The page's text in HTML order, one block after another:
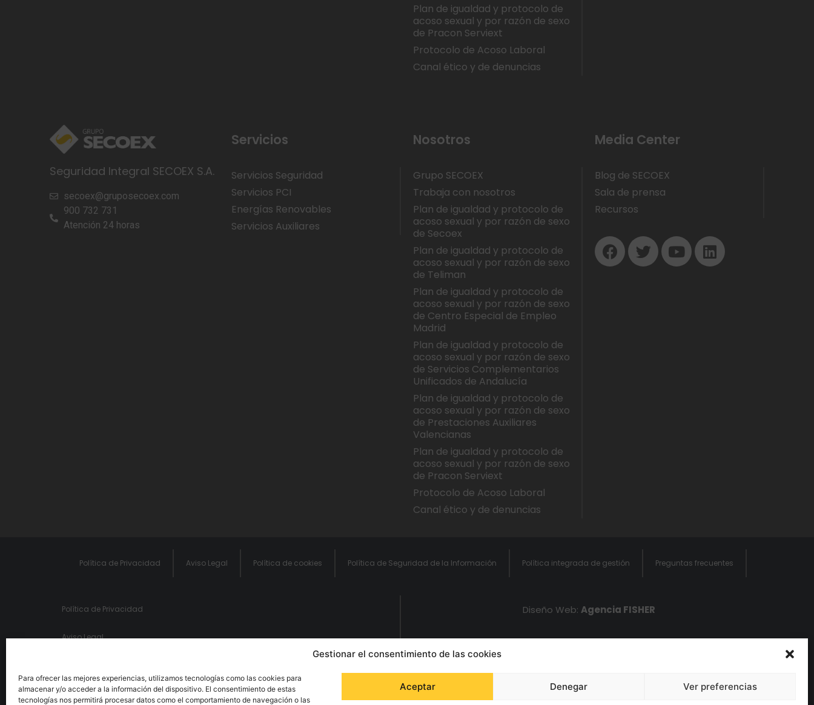
Gestionar el consentimiento de las cookies
Para ofrecer las mejores experiencias, utilizamos tecnologías como las cookies para
almacenar y/o acceder a la información del dispositivo. El consentimiento de estas
tecnologías nos permitirá procesar datos como el comportamiento de navegación o las
Aceptar Denegar Ver preferencias
Plan de igualdad y protocolo de
acoso sexual y por razón de sexo
de Pracon Serviext
Protocolo de Acoso Laboral
Canal ético y de denuncias
Seguridad Integral SECOEX S.A.
secoex@gruposecoex.com
900 732 731
Atención 24 horas
Servicios
Servicios Seguridad
Servicios PCI
Energías Renovables
Servicios Auxiliares
Nosotros
Grupo SECOEX
Trabaja con nosotros
Plan de igualdad y protocolo de
acoso sexual y por razón de sexo
de Secoex
Plan de igualdad y protocolo de
acoso sexual y por razón de sexo
de Teliman
Plan de igualdad y protocolo de
acoso sexual y por razón de sexo
de Centro Especial de Empleo
Madrid
Plan de igualdad y protocolo de
acoso sexual y por razón de sexo
de Servicios Complementarios
Unificados de Andalucía
Plan de igualdad y protocolo de
acoso sexual y por razón de sexo
de Prestaciones Auxiliares
Valencianas
Plan de igualdad y protocolo de
acoso sexual y por razón de sexo
de Pracon Serviext
Protocolo de Acoso Laboral
Canal ético y de denuncias
Media Center
Blog de SECOEX
Sala de prensa
Recursos
Política de Privacidad Aviso Legal Política de cookies Política de Seguridad de la Información Política integrada de gestión Preguntas frecuentes
Política de Privacidad
Aviso Legal
Política de Seguridad de la Información
Diseño Web: Agencia FISHER